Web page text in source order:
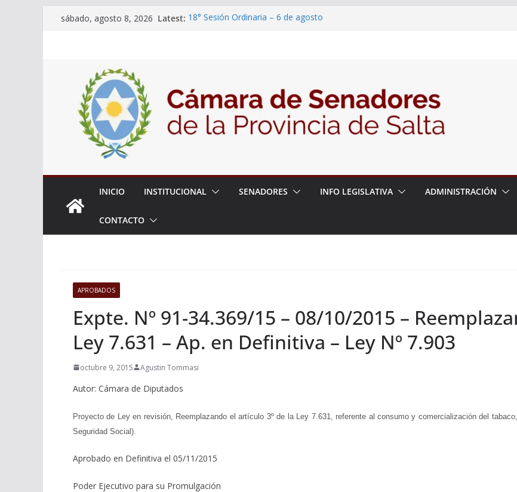
sábado, agosto 8, 2026 Latest: 18° Sesión Ordinaria – 6 de agosto
Expte. Nº 90-34.516/2026 – 06/08/26 – Créase el Ente Salteño
de Protección y Control Vegetal
INICIO INSTITUCIONAL SENADORES INFO LEGISLATIVA ADMINISTRACIÓN
CONTACTO
APROBADOS
Expte. Nº 91-34.369/15 – 08/10/2015 –
Ley 7.631 – Ap. en Definitiva – Ley Nº 7.903
octubre 9, 2015 Agustin Tommasi
Autor: Cámara de Diputados
Proyecto de Ley en revisión, Reemplazando el artículo 3ºde la Ley 7.631, referente al consumo y comercialización del
Seguridad Social).
Aprobado en Definitiva el 05/11/2015
Poder Ejecutivo para su Promulgación